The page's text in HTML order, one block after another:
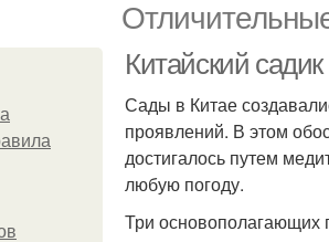
Китайский
Сады в Китае
проявлений. В этом
достигалось путем
любую погоду.
Три основополагающих